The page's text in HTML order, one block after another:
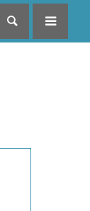
検索